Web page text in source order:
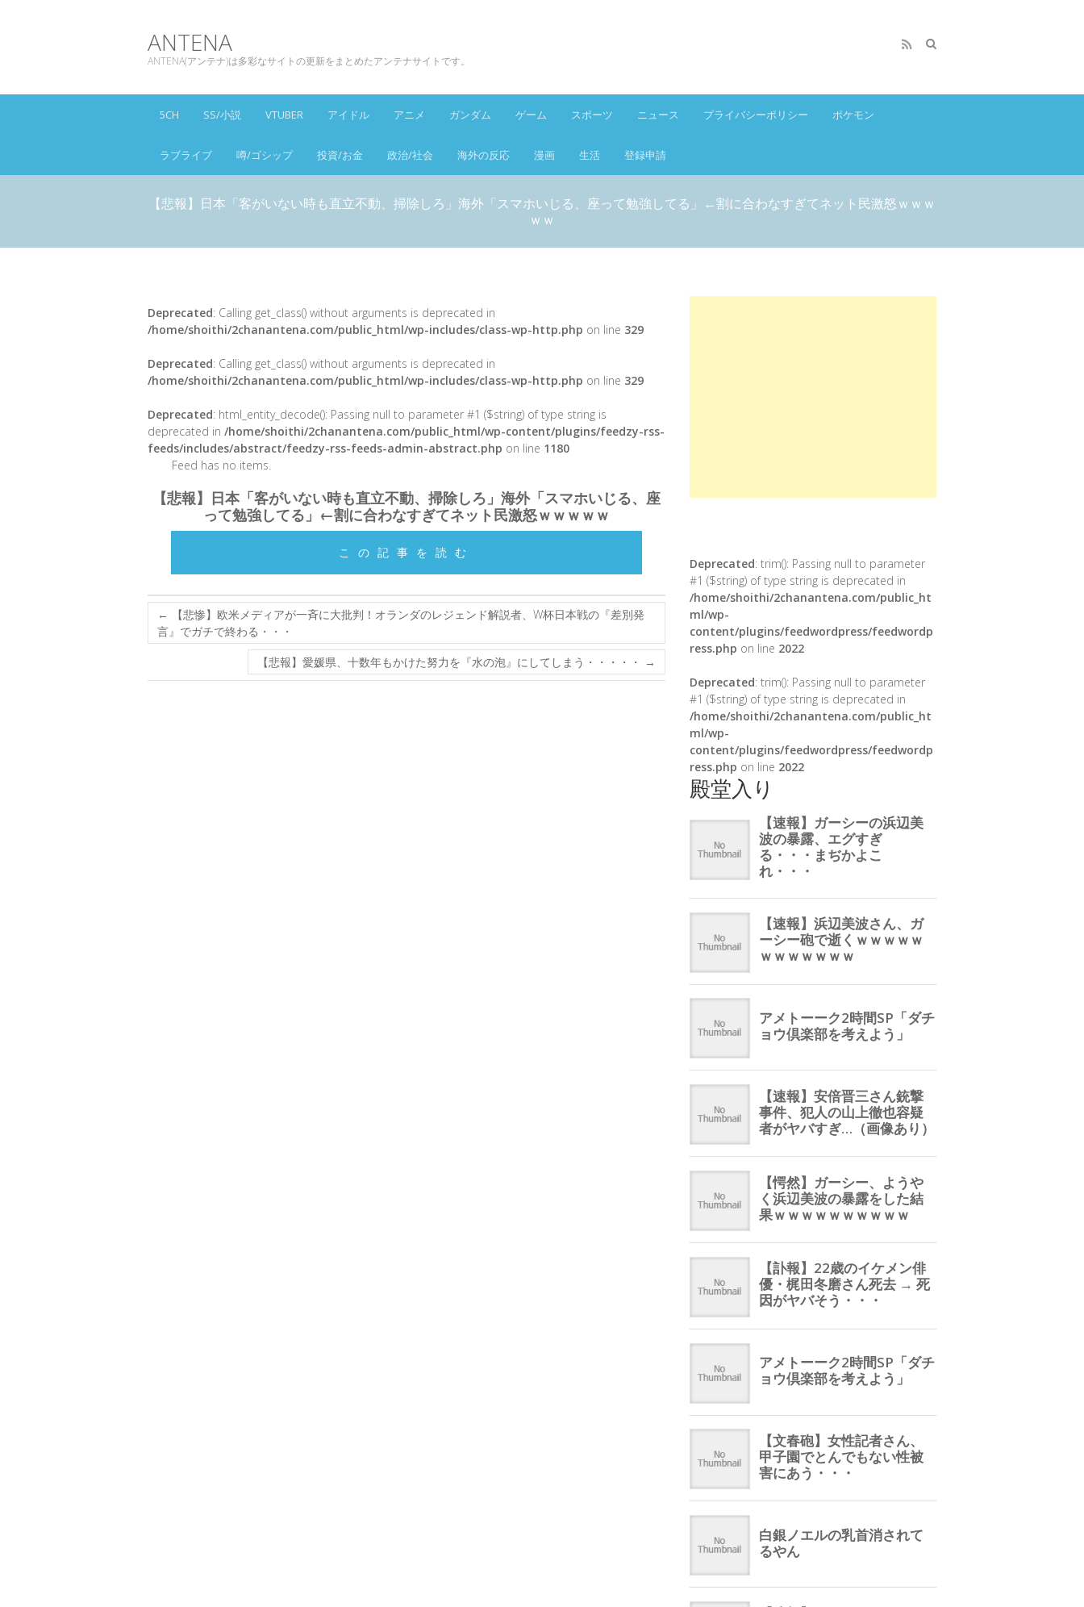
ANTENA
ANTENA(アンテナ)は多彩なサイトの更新をまとめたアンテナサイトです。
5CH SS/小説 VTUBER アイドル アニメ ガンダム ゲーム スポーツ ニュース プライバシーポリシー ポケモン
ラブライブ 噂/ゴシップ 投資/お金 政治/社会 海外の反応 漫画 生活 登録申請
【悲報】日本「客がいない時も直立不動、掃除しろ」海外「スマホいじる、座って勉強してる」←割に合わなすぎてネット民激怒ｗｗｗ
ｗｗ
Deprecated: Calling get_class() without arguments is deprecated in
/home/shoithi/2chanantena.com/public_html/wp-includes/class-wp-http.php on line 329
Deprecated: Calling get_class() without arguments is deprecated in
/home/shoithi/2chanantena.com/public_html/wp-includes/class-wp-http.php on line 329
Deprecated: html_entity_decode(): Passing null to parameter #1 ($string) of type string is
deprecated in /home/shoithi/2chanantena.com/public_html/wp-content/plugins/feedzy-rss-
feeds/includes/abstract/feedzy-rss-feeds-admin-abstract.php on line 1180
Feed has no items.
【悲報】日本「客がいない時も直立不動、掃除しろ」海外「スマホいじる、座
って勉強してる」←割に合わなすぎてネット民激怒ｗｗｗｗｗ
この記事を読む
←
【悲惨】欧米メディアが一斉に大批判！オランダのレジェンド解説者、W杯日本戦の『差別発
言』でガチで終わる・・・
【悲報】愛媛県、十数年もかけた努力を『水の泡』にしてしまう・・・・・
→
Deprecated: trim(): Passing null to parameter
#1 ($string) of type string is deprecated in
/home/shoithi/2chanantena.com/public_ht
ml/wp-
content/plugins/feedwordpress/feedwordp
ress.php on line 2022
Deprecated: trim(): Passing null to parameter
#1 ($string) of type string is deprecated in
/home/shoithi/2chanantena.com/public_ht
ml/wp-
content/plugins/feedwordpress/feedwordp
ress.php on line 2022
殿堂入り